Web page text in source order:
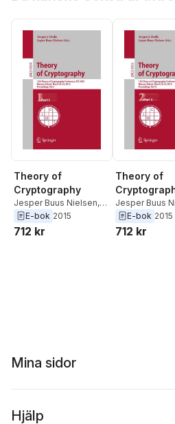
Theory of
Cryptography
Jesper Buus Nielsen,
Yevgeniy Dodis
E-bok 2015
712 kr
Theory of
Jesper Buus
Yevgeniy Dodis
E-bok 2015
712 kr
Mina sidor
Hjälp